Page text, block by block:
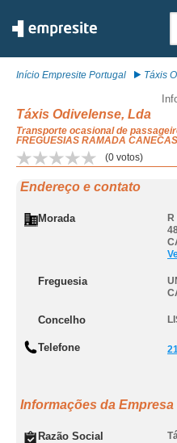
Início Empresite Portugal Táxis
Táxis Odivelense, Lda
Transporte ocasional de
FREGUESIAS RAMADA
(0 votos)
Endereço e contato
Morada
Freguesia
Concelho
Telefone
Informações da Empresa
Razão Social